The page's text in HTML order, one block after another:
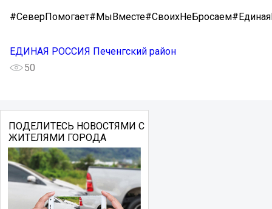
ЕДИНАЯ РОССИЯ Печенгский район
50
ПОДЕЛИТЕСЬ НОВОСТЯМИ С
ЖИТЕЛЯМИ ГОРОДА